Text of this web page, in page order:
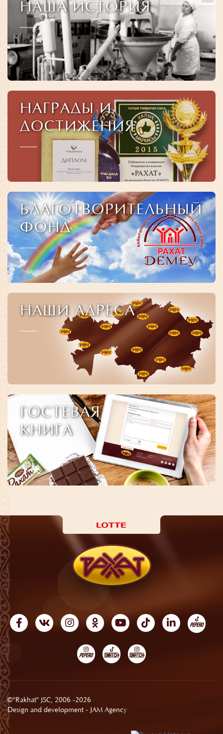
НАША ИСТОРИЯ
НАГРАДЫ И
ДОСТИЖЕНИЯ
БЛАГОТВОРИТЕЛЬНЫЙ
ФОНД
НАШИ АДРЕСА
ГОСТЕВАЯ
КНИГА
©"Rakhat" JSC, 2006 -2026
Design and development - JAM Agency